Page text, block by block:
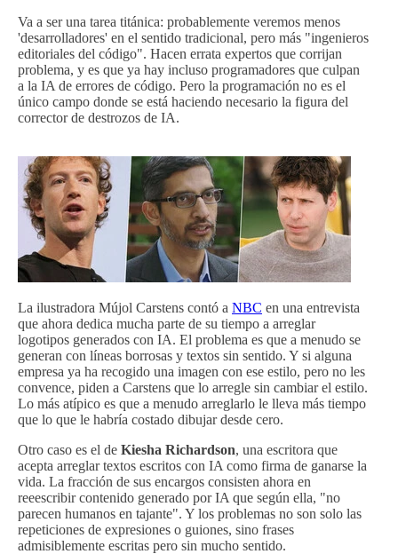
Va a ser una tarea titánica: probablemente veremos menos
'desarrolladores' en el sentido tradicional, pero más "ingenieros
editoriales del código". Hacen errata expertos que corrijan
problema, y es que ya hay incluso programadores que culpan
a la IA de errores de código. Pero la programación no es el
único campo donde se está haciendo necesario la figura del
corrector de destrozos de IA.
La ilustradora Mújol Carstens contó a NBC en una entrevista
que ahora dedica mucha parte de su tiempo a arreglar
logotipos generados con IA. El problema es que a menudo se
generan con líneas borrosas y textos sin sentido. Y si alguna
empresa ya ha recogido una imagen con ese estilo, pero no les
convence, piden a Carstens que lo arregle sin cambiar el estilo.
Lo más atípico es que a menudo arreglarlo le lleva más tiempo
que lo que le habría costado dibujar desde cero.
Otro caso es el de Kiesha Richardson, una escritora que
acepta arreglar textos escritos con IA como firma de ganarse la
vida. La fracción de sus encargos consisten ahora en
reeescribir contenido generado por IA que según ella, "no
parecen humanos en tajante". Y los problemas no son solo las
repeticiones de expresiones o guiones, sino frases
admisiblemente escritas pero sin mucho sentido.